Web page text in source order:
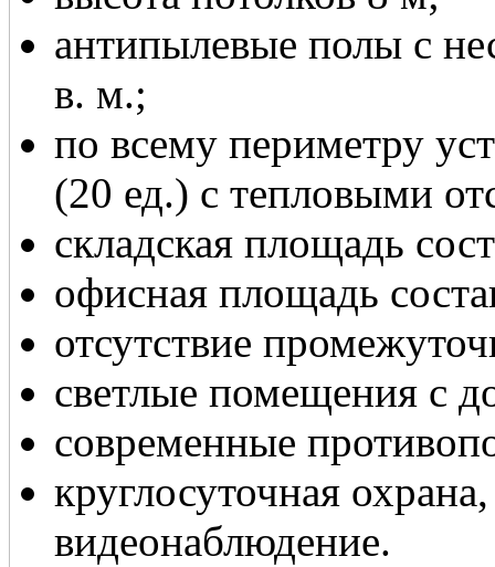
антипылевые полы с
в. м.;
по всему периметру
(20 ед.) с тепловыми
складская площадь
офисная площадь
отсутствие
светлые помещения с
современные
круглосуточная
видеонаблюдение.